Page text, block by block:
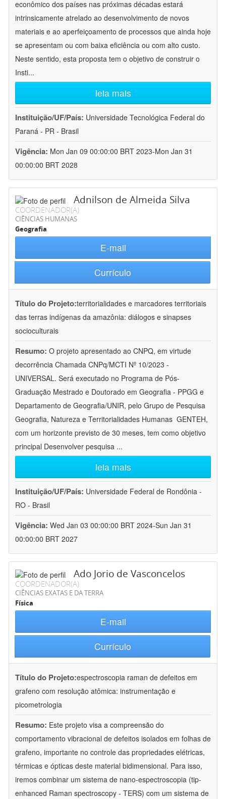
econômico dos países nas próximas décadas estará
intrinsicamente atrelado ao desenvolvimento de novos
materiais e ao aperfeiçoamento de processos que ainda hoje
se apresentam ou com baixa eficiência ou com alto custo.
Neste sentido, esta proposta tem o objetivo de construir o
Insti...
leia mais
Instituição/UF/País: Universidade Tecnológica Federal do
Paraná - PR - Brasil
Vigência: Mon Jan 09 00:00:00 BRT 2023-Mon Jan 31
00:00:00 BRT 2028
Adnilson de Almeida Silva
COORDENADOR(A)
CIÊNCIAS HUMANAS
Geografia
E-mail
Currículo
Título do Projeto:territorialidades e marcadores territoriais
das terras indígenas da amazônia: diálogos e sinapses
socioculturais
Resumo: O projeto apresentado ao CNPQ, em virtude
decorrência Chamada CNPq/MCTI Nº 10/2023 -
UNIVERSAL. Será executado no Programa de Pós-
Graduação Mestrado e Doutorado em Geografia - PPGG e
Departamento de Geografia/UNIR, pelo Grupo de Pesquisa
Geografia, Natureza e Territorialidades Humanas  GENTEH,
com um horizonte previsto de 30 meses, tem como objetivo
principal Desenvolver pesquisa ...
leia mais
Instituição/UF/País: Universidade Federal de Rondônia -
RO - Brasil
Vigência: Wed Jan 03 00:00:00 BRT 2024-Sun Jan 31
00:00:00 BRT 2027
Ado Jorio de Vasconcelos
COORDENADOR(A)
CIÊNCIAS EXATAS E DA TERRA
Física
E-mail
Currículo
Título do Projeto:espectroscopia raman de defeitos em
grafeno com resolução atômica: instrumentação e
picometrologia
Resumo: Este projeto visa a compreensão do
comportamento vibracional de defeitos isolados em folhas de
grafeno, importante no controle das propriedades elétricas,
térmicas e ópticas deste material bidimensional. Para isso,
iremos combinar um sistema de nano-espectroscopia (tip-
enhanced Raman spectroscopy - TERS) com um sistema de